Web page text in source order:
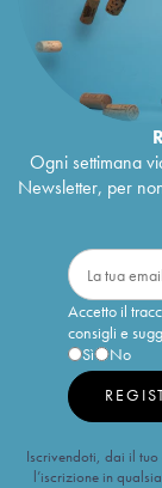
Ogni settimana
Newsletter, per
Accetto il
consigli e
Sì
No
Iscrivendoti, dai il tuo
l’iscrizione in